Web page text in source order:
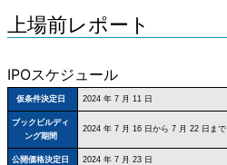
上場前レポート
IPOスケジュール
仮条件決定日 2024 年 7 月 11 日
ブックビルディ
ング期間
2024 年 7 月 16 日から 7 月 22 日まで
公開価格決定日 2024 年 7 月 23 日